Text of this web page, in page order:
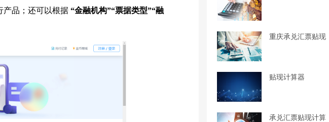
产品；还可以根据 “金融机构”“票据类型”“融
重庆承兑汇票贴现
贴现计算器
承兑汇票贴现计算